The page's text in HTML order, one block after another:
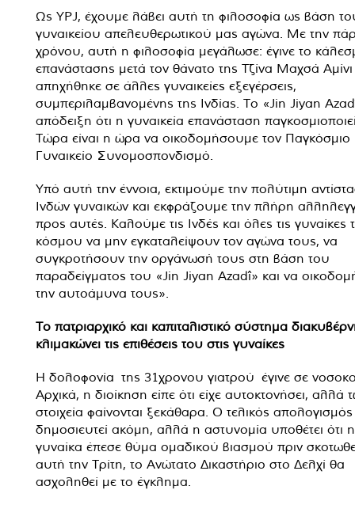
Ως YPJ, έχουμε λάβει αυτή τη φιλοσοφία ως βάση
γυναικείου απελευθερωτικού μας αγώνα. Με την
χρόνου, αυτή η φιλοσοφία μεγάλωσε: έγινε το
επανάστασης μετά τον θάνατο της Τζίνα Μαχσά Αμίνι
απηχήθηκε σε άλλες γυναικείες εξεγέρσεις,
συμπεριλαμβανομένης της Ινδίας. Το «Jin Jiyan
απόδειξη ότι η γυναικεία επανάσταση
Τώρα είναι η ώρα να οικοδομήσουμε τον Παγκόσμιο
Γυναικείο Συνομοσπονδισμό.
Υπό αυτή την έννοια, εκτιμούμε την πολύτιμη
Ινδών γυναικών και εκφράζουμε την πλήρη
προς αυτές. Καλούμε τις Ινδές και όλες τις γυναίκες
κόσμου να μην εγκαταλείψουν τον αγώνα τους, να
συγκροτήσουν την οργάνωσή τους στη βάση του
παραδείγματος του «Jin Jiyan Azadî» και να
την αυτοάμυνα τους».
Το πατριαρχικό και καπιταλιστικό σύστημα
κλιμακώνει τις επιθέσεις του στις γυναίκες
Η δολοφονία της 31χρονου γιατρού έγινε σε
Αρχικά, η διοίκηση είπε ότι είχε αυτοκτονήσει, αλλά
στοιχεία φαίνονται ξεκάθαρα. Ο τελικός απολογισμός
δημοσιευτεί ακόμη, αλλά η αστυνομία υποθέτει ότι
γυναίκα έπεσε θύμα ομαδικού βιασμού πριν
αυτή την Τρίτη, το Ανώτατο Δικαστήριο στο Δελχί θα
ασχοληθεί με το έγκλημα.